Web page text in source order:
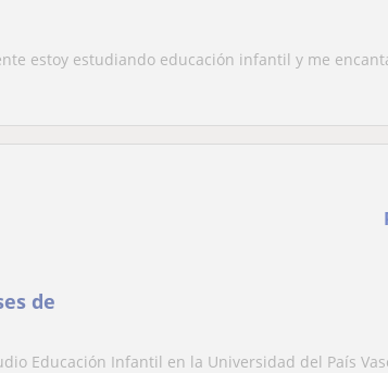
estoy estudiando educación infantil y me
de
Educación Infantil en la Universidad del País